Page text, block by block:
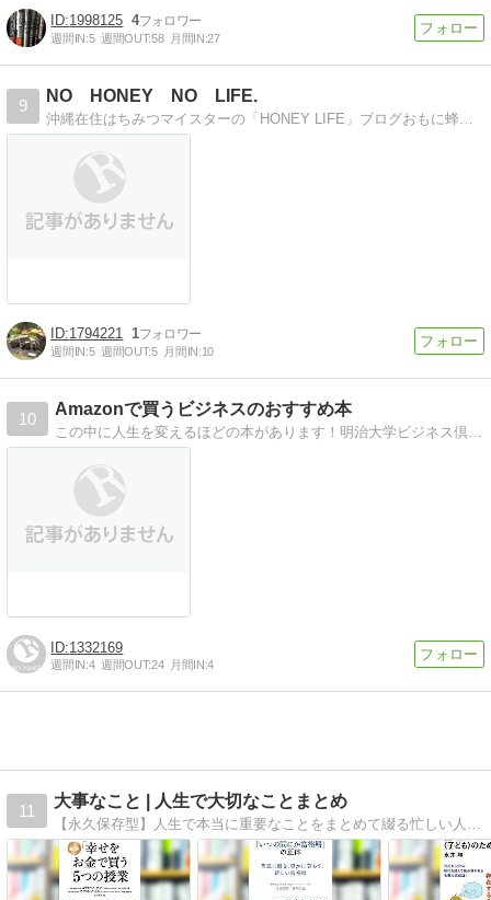
1998125 4
週間IN:5 週間OUT:58 月間IN:27
9
NO HONEY NO LIFE.
沖縄在住はちみつマイスターの「HONEY LIFE」ブログおもに蜂蜜やミツバチ産品を使った食べ物、美容や健康について。他にも日常やビジネス等。
1794221 1
週間IN:5 週間OUT:5 月間IN:10
10
Amazonで買うビジネスのおすすめ本
この中に人生を変えるほどの本があります！明治大学ビジネス倶楽部がビジネス書や自己啓発書を紹介するサイトです！
1332169
週間IN:4 週間OUT:24 月間IN:4
11
大事なこと | 人生で大切なことまとめ
【永久保存型】人生で本当に重要なことをまとめて綴る忙しい人のためのサイト。名著や名言などから学べる大事なことを１文でまとめます。人々が感じた「大事なこと」の本質を時代に寄らない不変的な共通の言葉にまとめて見える化するプロジェクトです。